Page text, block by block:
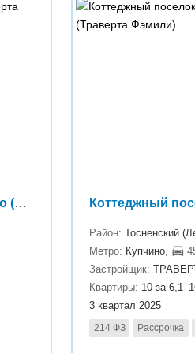
Коттеджный поселок Traverta Sablino (Траверта Саблино)
Район:Тосненский
Метро: Купчино
Застройщик:
Квартиры: 10 за
3 квартал 2025
214 ФЗ
Рассрочка